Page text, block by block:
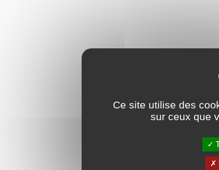
Ce site utilise des
sur ceux que